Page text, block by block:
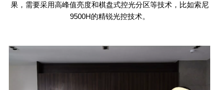
果，需要采用高峰值亮度和棋盘式控光分区等技术，比如索尼
9500H的精锐光控技术。